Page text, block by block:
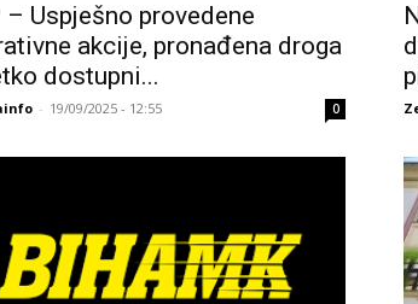
– Uspješno provedene
akcije, pronađena droga
dostupni...
- 19/09/2025 - 12:55 0